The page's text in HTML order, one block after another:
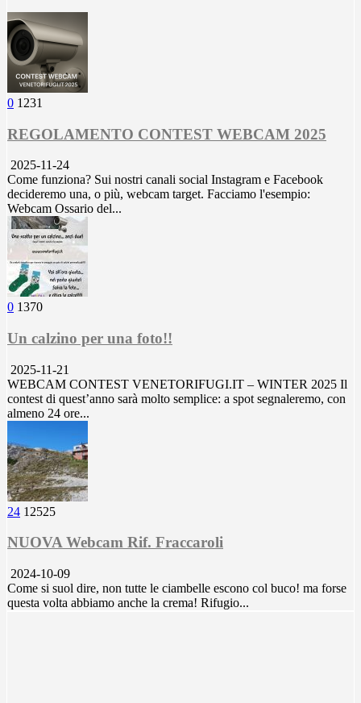
0 1231
REGOLAMENTO CONTEST WEBCAM 2025
2025-11-24
Come funziona? Sui nostri canali social Instagram e Facebook
decideremo una, o più, webcam target. Facciamo l'esempio:
Webcam Ossario del...
0 1370
Un calzino per una foto!!
2025-11-21
WEBCAM CONTEST VENETORIFUGI.IT – WINTER 2025 Il
contest di quest’anno sarà molto semplice: a spot segnaleremo, con
almeno 24 ore...
24 12525
NUOVA Webcam Rif. Fraccaroli
2024-10-09
Come si suol dire, non tutte le ciambelle escono col buco! ma forse
questa volta abbiamo anche la crema! Rifugio...